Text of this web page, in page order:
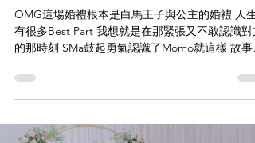
OMG這場婚禮根本是白馬王子與公主的婚禮 人生
有很多Best Part 我想就是在那緊張又不敢認識對
的那時刻 SMa鼓起勇氣認識了Momo就這樣 故事
的緊張與美好的瞬間 這一Part我想會永遠記憶在對
方心中...